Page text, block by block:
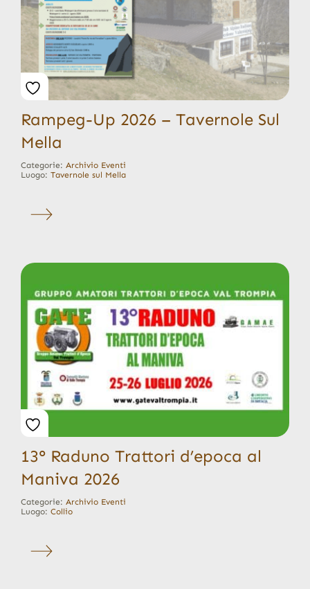
Rampeg-Up 2026 – Tavernole Sul
Mella
Categorie: Archivio Eventi
Luogo: Tavernole sul Mella
13° Raduno Trattori d’epoca al
Maniva 2026
Categorie: Archivio Eventi
Luogo: Collio